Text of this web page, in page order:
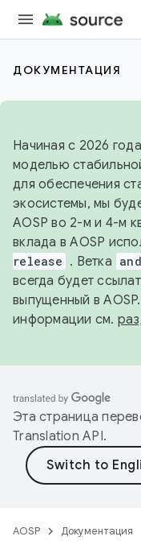
ДОКУМЕНТАЦИЯ
Начиная с 2026
моделью
для обеспечения
экосистемы, мы
AOSP во 2-м и 4-м
вклада в AOSP
release . Ветка
всегда будет
выпущенный в
информации см.
Эта страница
Translation API.
AOSP Документация